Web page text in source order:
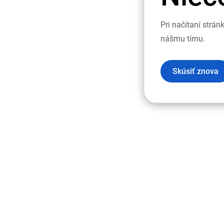
Pri načítaní
nášmu tímu.
Skúsiť znova